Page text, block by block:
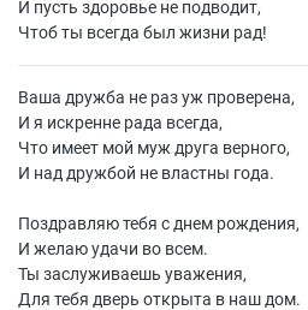
И пусть здоровье не подводит,
Чтоб ты всегда был жизни рад!
Ваша дружба не раз уж проверена,
И я искренне рада всегда,
Что имеет мой муж друга верного,
И над дружбой не властны года.
Поздравляю тебя с днем рождения,
И желаю удачи во всем.
Ты заслуживаешь уважения,
Для тебя дверь открыта в наш дом.